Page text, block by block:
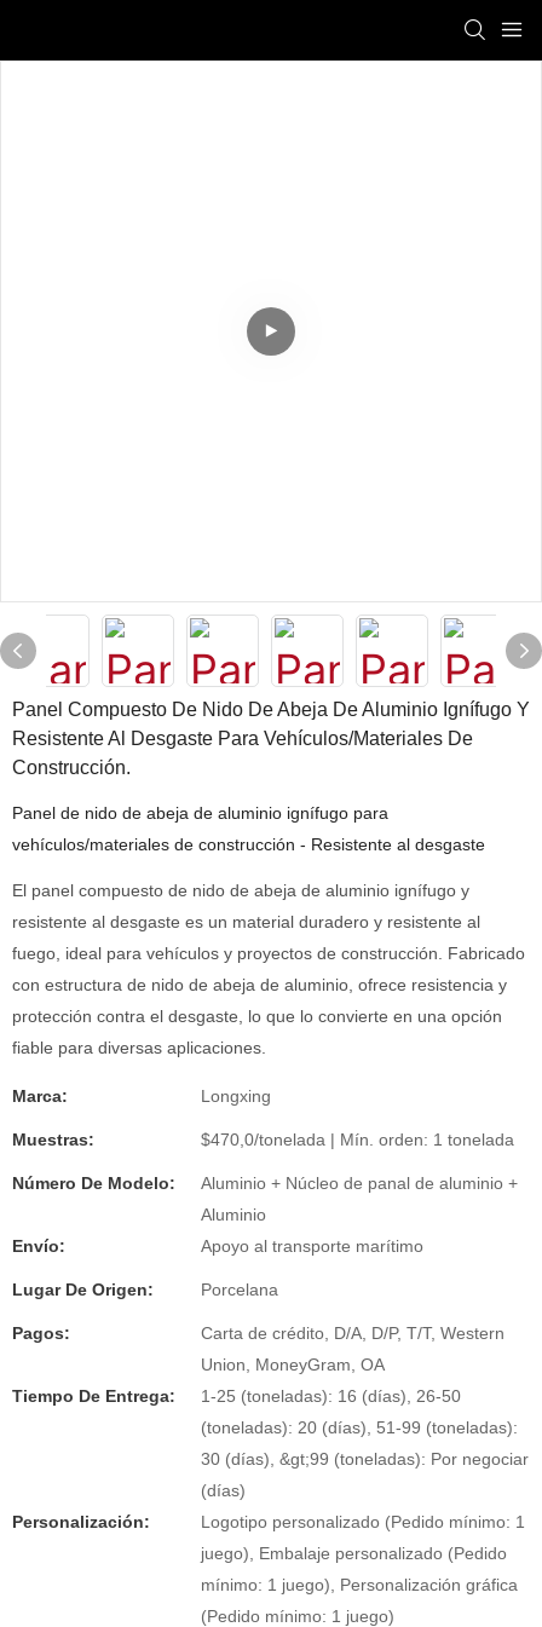
Panel Compuesto De Nido De Abeja De Aluminio Ignífugo Y
Resistente Al Desgaste Para Vehículos/materiales De
Construcción.
Panel de nido de abeja de aluminio ignífugo para
vehículos/materiales de construcción - Resistente al desgaste
El panel compuesto de nido de abeja de aluminio ignífugo y
resistente al desgaste es un material duradero y resistente al
fuego, ideal para vehículos y proyectos de construcción. Fabricado
con estructura de nido de abeja de aluminio, ofrece resistencia y
protección contra el desgaste, lo que lo convierte en una opción
fiable para diversas aplicaciones.
Marca: Longxing
Muestras: $470,0/tonelada | Mín. orden: 1 tonelada
Número De Modelo:
Aluminio + Núcleo de panal de aluminio +
Aluminio
Envío:
Apoyo al transporte marítimo
Lugar De Origen: Porcelana
Pagos:
Carta de crédito, D/A, D/P, T/T, Western
Union, MoneyGram, OA
Tiempo De Entrega:
1-25 (toneladas): 16 (días), 26-50
(toneladas): 20 (días), 51-99 (toneladas):
30 (días), &gt;99 (toneladas): Por negociar
(días)
Personalización:
Logotipo personalizado (Pedido mínimo: 1
juego), Embalaje personalizado (Pedido
mínimo: 1 juego), Personalización gráfica
(Pedido mínimo: 1 juego)